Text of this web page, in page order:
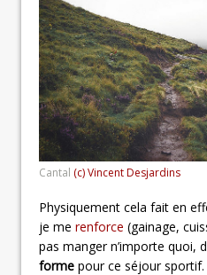
Cantal (c) Vincent Desjardins
Physiquement cela fait en
je me renforce (gainage,
pas manger n’importe quoi,
forme pour ce séjour sportif.